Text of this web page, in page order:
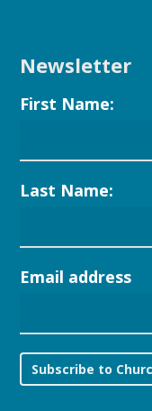
Newsletter
First Name:
Last Name:
Email address